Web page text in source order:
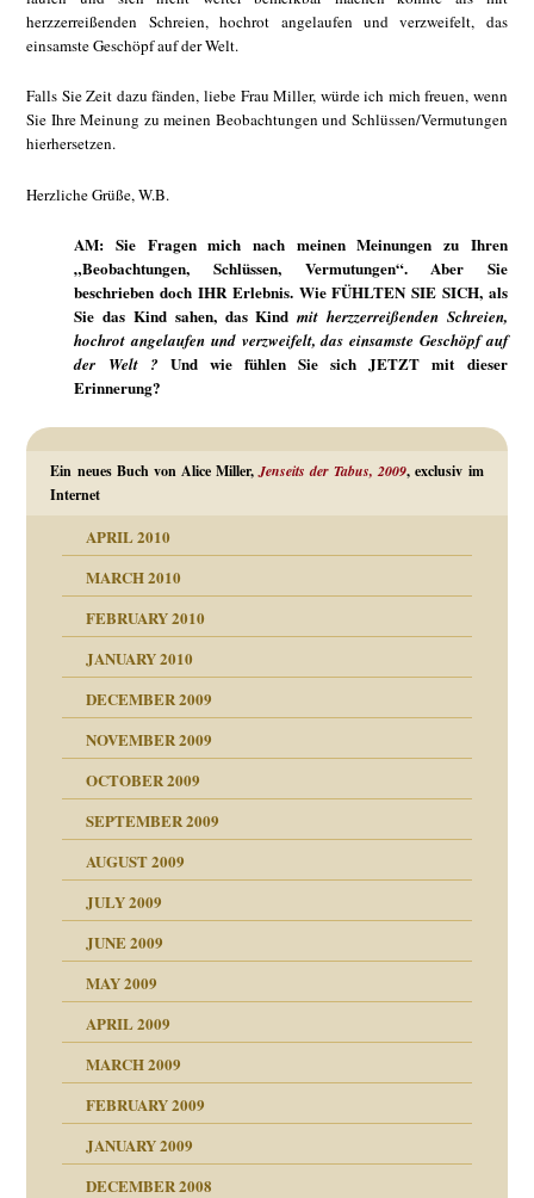
herzzerreißenden Schreien, hochrot angelaufen und verzweifelt, das
einsamste Geschöpf auf der Welt.
Falls Sie Zeit dazu fänden, liebe Frau Miller, würde ich mich freuen, wenn
Sie Ihre Meinung zu meinen Beobachtungen und Schlüssen/Vermutungen
hierhersetzen.
Herzliche Grüße, W.B.
AM: Sie Fragen mich nach meinen Meinungen zu Ihren
„Beobachtungen, Schlüssen, Vermutungen“. Aber Sie
beschrieben doch IHR Erlebnis. Wie FÜHLTEN SIE SICH, als
Sie das Kind sahen, das Kindmit herzzerreißenden Schreien,
hochrot angelaufen und verzweifelt, das einsamste Geschöpf auf
der Welt ? Und wie fühlen Sie sich JETZT mit dieser
Erinnerung?
Ein neues Buch von Alice Miller,Jenseits der Tabus, 2009, exclusiv im
Internet
APRIL 2010
MARCH 2010
FEBRUARY 2010
JANUARY 2010
DECEMBER 2009
NOVEMBER 2009
OCTOBER 2009
SEPTEMBER 2009
AUGUST 2009
JULY 2009
JUNE 2009
MAY 2009
APRIL 2009
MARCH 2009
FEBRUARY 2009
JANUARY 2009
DECEMBER 2008